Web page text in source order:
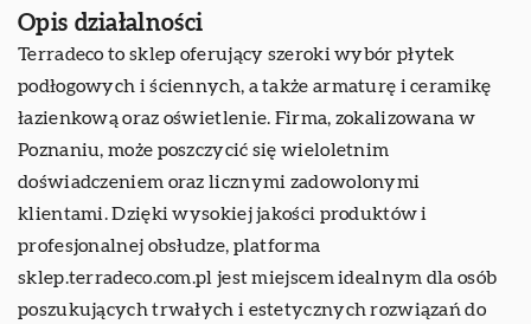
Opis działalności
Terradeco to sklep oferujący szeroki wybór płytek
podłogowych i ściennych, a także armaturę i ceramikę
łazienkową oraz oświetlenie. Firma, zokalizowana w
Poznaniu, może poszczycić się wieloletnim
doświadczeniem oraz licznymi zadowolonymi
klientami. Dzięki wysokiej jakości produktów i
profesjonalnej obsłudze, platforma
sklep.terradeco.com.pl jest miejscem idealnym dla osób
poszukujących trwałych i estetycznych rozwiązań do